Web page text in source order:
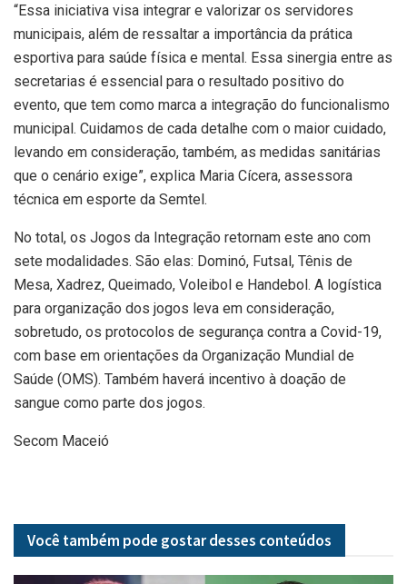
“Essa iniciativa visa integrar e valorizar os servidores
municipais, além de ressaltar a importância da prática
esportiva para saúde física e mental. Essa sinergia entre as
secretarias é essencial para o resultado positivo do
evento, que tem como marca a integração do funcionalismo
municipal. Cuidamos de cada detalhe com o maior cuidado,
levando em consideração, também, as medidas sanitárias
que o cenário exige”, explica Maria Cícera, assessora
técnica em esporte da Semtel.
No total, os Jogos da Integração retornam este ano com
sete modalidades. São elas: Dominó, Futsal, Tênis de
Mesa, Xadrez, Queimado, Voleibol e Handebol. A logística
para organização dos jogos leva em consideração,
sobretudo, os protocolos de segurança contra a Covid-19,
com base em orientações da Organização Mundial de
Saúde (OMS). Também haverá incentivo à doação de
sangue como parte dos jogos.
Secom Maceió
Você também pode gostar desses conteúdos